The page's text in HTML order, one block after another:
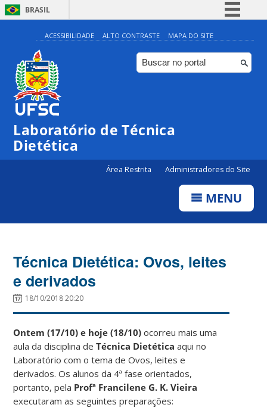
BRASIL
Simplifique!
Comunica BR
Participe
ACESSIBILIDADE ALTO CONTRASTE MAPA DO SITE
Laboratório de Técnica
Dietética
Área Restrita Administradores do Site
MENU
Técnica Dietética: Ovos, leites
e derivados
18/10/2018 20:20
Ontem (17/10) e hoje (18/10) ocorreu mais uma
aula da disciplina deTécnica Dietética aqui no
Laboratório com o tema de Ovos, leites e
derivados. Os alunos da 4ª fase orientados,
portanto, pela Profª Francilene G. K. Vieira
executaram as seguintes preparações: